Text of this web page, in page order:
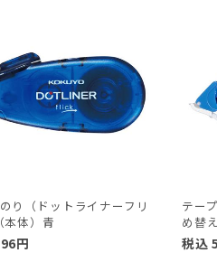
り（ドットライナーフリ
本体）青
円
テー
め替
税込